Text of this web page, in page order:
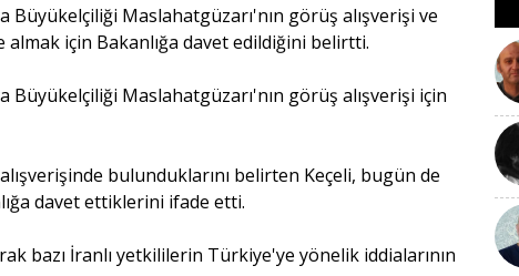
Büyükelçiliği Maslahatgüzarı'nın görüş alışverişi ve
almak için Bakanlığa davet edildiğini belirtti.
Büyükelçiliği Maslahatgüzarı'nın görüş alışverişi için
bulunduklarını belirten Keçeli, bugün de
davet ettiklerini ifade etti.
bazı İranlı yetkililerin Türkiye'ye yönelik iddialarının